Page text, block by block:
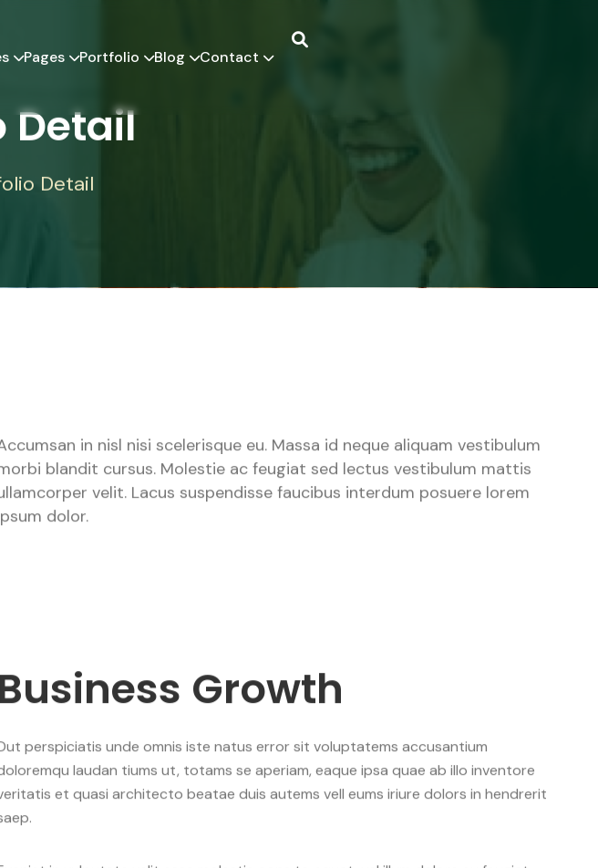
Pages Portfolio Blog Contact
Detail
Detail
in nisl nisi scelerisque eu. Massa id neque aliquam vestibulum
blandit cursus. Molestie ac feugiat sed lectus vestibulum mattis
velit. Lacus suspendisse faucibus interdum posuere lorem
dolor.
Business Growth
perspiciatis unde omnis iste natus error sit voluptatems accusantium
laudan tiums ut, totams se aperiam, eaque ipsa quae ab illo inventore
et quasi architecto beatae duis autems vell eums iriure dolors in hendrerit